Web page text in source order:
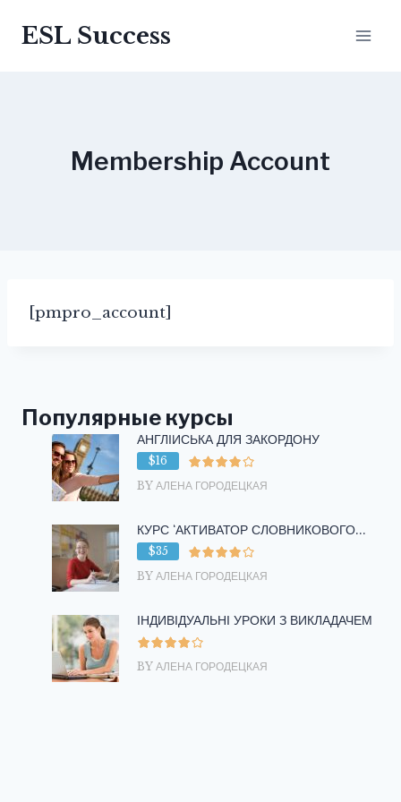
ESL Success
Membership Account
[pmpro_account]
Популярные курсы
АНГЛІЙСЬКА ДЛЯ ЗАКОРДОНУ
$16
BY АЛЕНА ГОРОДЕЦКАЯ
КУРС ‘АКТИВАТОР СЛОВНИКОВОГО...
$35
BY АЛЕНА ГОРОДЕЦКАЯ
ІНДИВІДУАЛЬНІ УРОКИ З ВИКЛАДАЧЕМ
BY АЛЕНА ГОРОДЕЦКАЯ